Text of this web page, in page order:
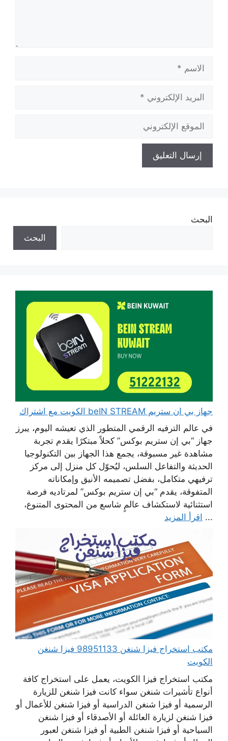
الإلكتروني
الإلكتروني
البحث
البحث
جهاز بي ان ستريم beIN STREAM الكويت مع اشتراك
في عالم الترفيه الرقمي المتطور الذي تعيشه اليوم، يبرز
جهاز “بي إن ستريم بوكس” كحلاً مبتكرًا يقدم تجربة
مشاهدة غير مسبوقة، يجمع هذا الجهاز بين التكنولوجيا
الحديثة والتفاعل السلس، ليُحوّل كل منزل إلى مركز
ترفيهي متكامل، بفضل تصميمه الأنيق وإمكاناته
المتفوقة، يقدم “بي إن ستريم بوكس” لمرتاديه فرصة
استثنائية لاستكشاف عالمٍ شاسع من المحتوى المتنوع،
... اقرأ المزيد
مكتب استخراج فيزا شنغن 98951133 فيزا شنغن
الكويت
مكتب استخراج فيزا الكويت، يعمل على استخراج كافة
أنواع تأشيرات شنغن سواء كانت فيزا شنغن للزيارة
الرسمية أو فيزا شنغن الدراسية أو فيزا شنغن للأعمال أو
فيزا شنغن لزيارة العائلة أو الأصدقاء أو فيزا شنغن
السياحية أو فيزا شنغن الطبية أو فيزا شنغن لعبور